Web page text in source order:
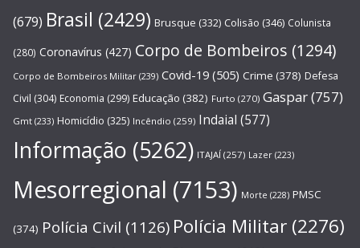
(679) Brasil (2429) Brusque (332) Colisão (346) Colunista
(280) Coronavírus (427) Corpo de Bombeiros (1294)
Corpo de Bombeiros Militar (239) Covid-19 (505) Crime (378) Defesa
Civil (304) Economia (299) Educação (382) Furto (270) Gaspar(757)
Gmt (233) Homicídio (325) Incêndio (259) Indaial (577)
Informação (5262) ITAJAÍ (257) Lazer (223)
Mesorregional (7153) Morte (228) PMSC
(374) Polícia Civil (1126) Polícia Militar (2276)